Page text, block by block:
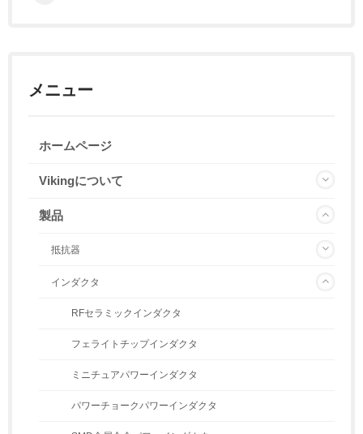
メニュー
ホームページ
Vikingについて
製品
抵抗器
インダクタ
RFセラミックインダクタ
フェライトチップインダクタ
ミニチュアパワーインダクタ
パワーチョークパワーインダクタ